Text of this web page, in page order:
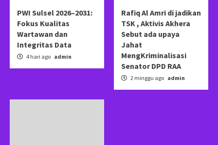
PWI Sulsel 2026–2031:
Fokus Kualitas
Wartawan dan
Integritas Data
4 hari ago admin
Rafiq Al Amri di jadikan
TSK , Aktivis Akhera
Sebut ada upaya
Jahat
MengKriminalisasi
Senator DPD RAA
2 minggu ago admin